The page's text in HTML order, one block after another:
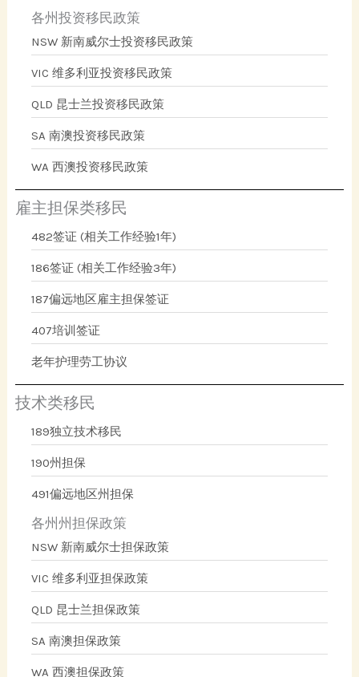
各州投资移民政策
NSW 新南威尔士投资移民政策
VIC 维多利亚投资移民政策
QLD 昆士兰投资移民政策
SA 南澳投资移民政策
WA 西澳投资移民政策
雇主担保类移民
482签证 (相关工作经验1年)
186签证 (相关工作经验3年)
187偏远地区雇主担保签证
407培训签证
老年护理劳工协议
技术类移民
189独立技术移民
190州担保
491偏远地区州担保
各州州担保政策
NSW 新南威尔士担保政策
VIC 维多利亚担保政策
QLD 昆士兰担保政策
SA 南澳担保政策
WA 西澳担保政策